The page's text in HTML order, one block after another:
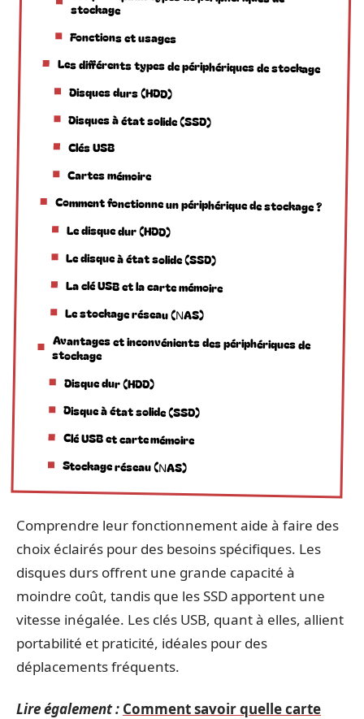
stockage
Fonctions et usages
Les différents types de périphériques de stockage
Disques durs (HDD)
Disques à état solide (SSD)
Clés USB
Cartes mémoire
Comment fonctionne un périphérique de stockage ?
Le disque dur (HDD)
Le disque à état solide (SSD)
La clé USB et la carte mémoire
Le stockage réseau (NAS)
Avantages et inconvénients des périphériques de
stockage
Disque dur (HDD)
Disque à état solide (SSD)
Clé USB et carte mémoire
Stockage réseau (NAS)
Comprendre leur fonctionnement aide à faire des
choix éclairés pour des besoins spécifiques. Les
disques durs offrent une grande capacité à
moindre coût, tandis que les SSD apportent une
vitesse inégalée. Les clés USB, quant à elles, allient
portabilité et praticité, idéales pour des
déplacements fréquents.
Lire également : Comment savoir quelle carte